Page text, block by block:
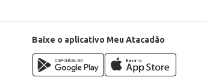
Baixe o aplicativo Meu Atacadão